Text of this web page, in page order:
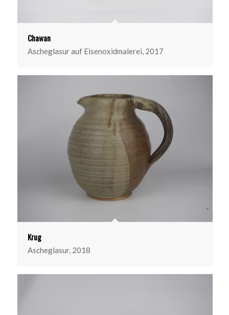
Chawan
Ascheglasur auf Eisenoxidmalerei, 2017
Krug
Ascheglasur, 2018